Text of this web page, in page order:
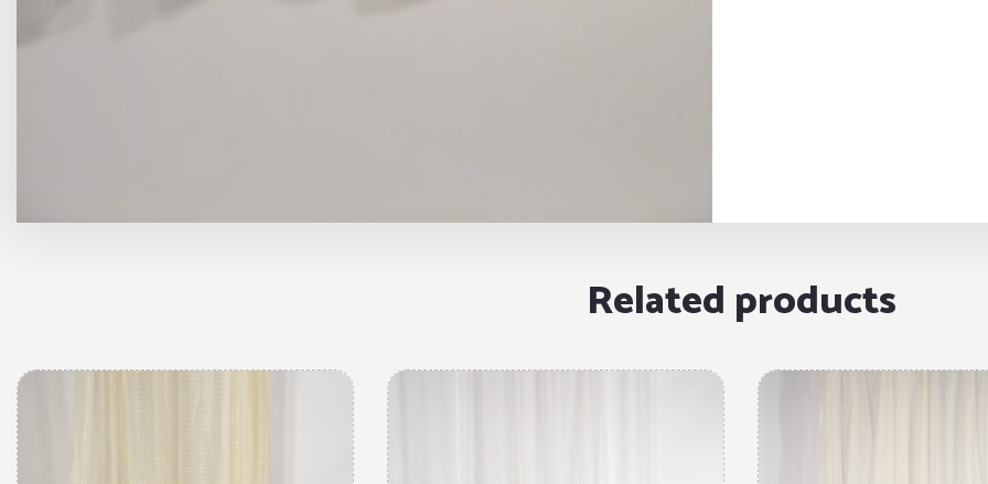
Related products